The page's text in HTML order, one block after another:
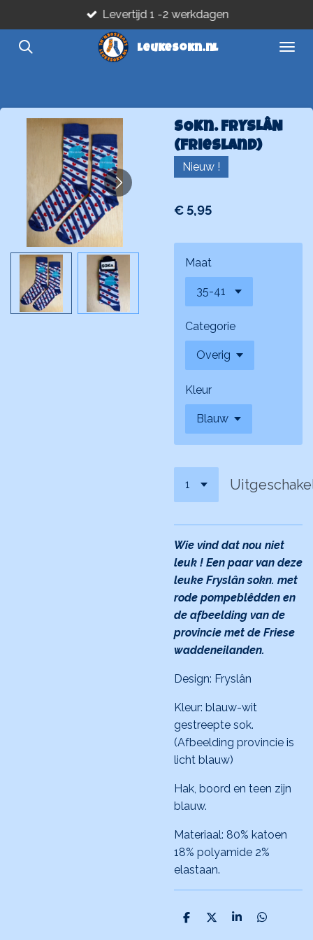
direct
naar
leukesokn.nl
Levertijd 1 -2 werkdagen
SOKn. FRYSLÂN
(Friesland)
Nieuw !
€ 5,95
Maat
Categorie
Kleur
Wie vind dat nou niet
leuk ! Een paar van deze
leuke Fryslân sokn. met
rode pompeblêdden en
de afbeelding van de
provincie met de Friese
waddeneilanden.
Design: Fryslân
Kleur: blauw-wit
gestreepte sok.
(Afbeelding provincie is
licht blauw)
Hak, boord en teen zijn
blauw.
Materiaal: 80% katoen
18% polyamide 2%
elastaan.
D
D
S
D